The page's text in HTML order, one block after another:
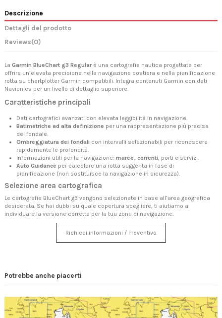
Descrizione
Dettagli del prodotto
Reviews(0)
La Garmin BlueChart g3 Regularè una cartografia nautica progettata per
offrire un’elevata precisione nella navigazione costiera e nella pianificazione
rotta su chartplotter Garmin compatibili. Integra contenuti Garmin con dati
Navionics per un livello di dettaglio superiore.
Caratteristiche principali
Dati cartografici avanzati con elevata leggibilità in navigazione.
Batimetriche ad alta definizione per una rappresentazione più precisa
del fondale.
Ombreggiatura dei fondali con intervalli selezionabili per riconoscere
rapidamente le profondità.
Informazioni utili per la navigazione: maree, correnti, porti e servizi.
Auto Guidance per calcolare una rotta suggerita in fase di
pianificazione (non sostituisce la navigazione in sicurezza).
Selezione area cartografica
Le cartografie BlueChart g3 vengono selezionate in base all’area geografica
desiderata. Se hai dubbi su quale copertura scegliere, ti aiutiamo a
individuare la versione corretta per la tua zona di navigazione.
Richiedi informazioni / Preventivo
Potrebbe anche piacerti